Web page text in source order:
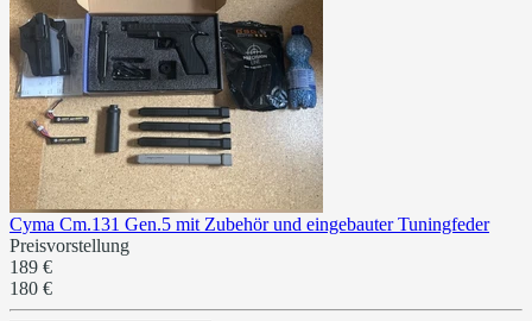
Cyma Cm.131 Gen.5 mit Zubehör und eingebauter Tuningfeder
Preisvorstellung
189 €
180 €